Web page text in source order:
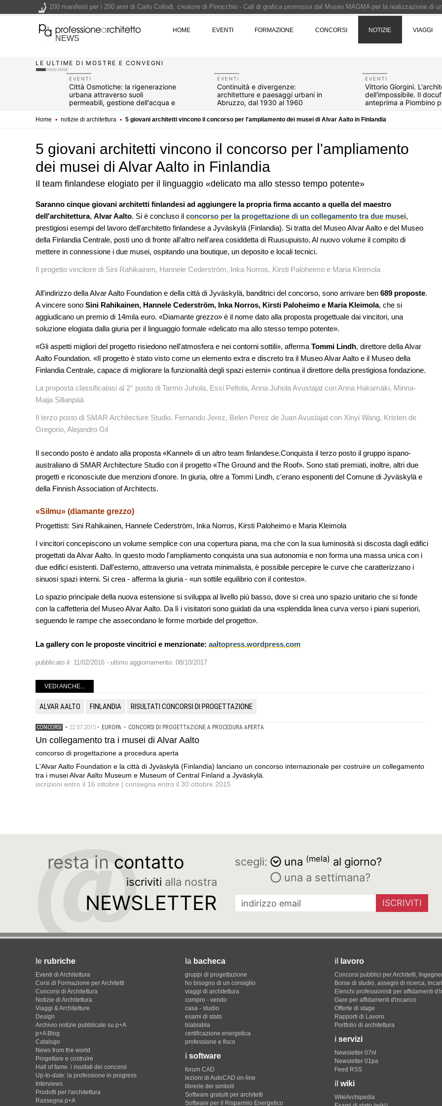
NEWS
HOME EVENTI FORMAZIONE CONCORSI NOTIZIE VIAGGI
LE ULTIME DI MOSTRE E CONVEGNI
EVENTI
Città Osmotiche: la rigenerazione
urbana attraverso suoli
permeabili, gestione dell'acqua e
EVENTI
Continuità e divergenze:
architetture e paesaggi urbani in
Abruzzo, dal 1930 al 1960
EVENTI
Vittorio Giorgini.
dell'impossibile. Il
anteprima a Piombino
Home ▪ notizie di architettura ▪ 5 giovani architetti vincono il concorso per l'ampliamento dei musei di Alvar Aalto in Finlandia
5 giovani architetti vincono il concorso per l'ampliamento
dei musei di Alvar Aalto in Finlandia
Il team finlandese elogiato per il linguaggio «delicato ma allo stesso tempo potente»
Saranno cinque giovani architetti finlandesi ad aggiungere la propria firma accanto a quella del maestro
dell'architettura, Alvar Aalto. Si è concluso il concorso per la progettazione di un collegamento tra due musei,
prestigiosi esempi del lavoro dell'architetto finlandese a Jyväskylä (Finlandia). Si tratta del Museo Alvar Aalto e del Museo
della Finlandia Centrale, posti uno di fronte all'altro nell'area cosiddetta di Ruusupuisto. Al nuovo volume il compito di
mettere in connessione i due musei, ospitando una boutique, un deposito e locali tecnici.
Il progetto vincitore di Sini Rahikainen, Hannele Cederström, Inka Norros, Kirsti Paloheimo e Maria Kleimola
All'indirizzo della Alvar Aalto Foundation e della città di Jyväskylä, banditrici del concorso, sono arrivare ben 689 proposte.
A vincere sono Sini Rahikainen, Hannele Cederström, Inka Norros, Kirsti Paloheimo e Maria Kleimola, che si
aggiudicano un premio di 14mila euro. «Diamante grezzo» è il nome dato alla proposta progettuale dai vincitori, una
soluzione elogiata dalla giuria per il linguaggio formale «delicato ma allo stesso tempo potente».
«Gli aspetti migliori del progetto risiedono nell'atmosfera e nei contorni sottili», afferma Tommi Lindh, direttore della Alvar
Aalto Foundation. «Il progetto è stato visto come un elemento extra e discreto tra il Museo Alvar Aalto e il Museo della
Finlandia Centrale, capace di migliorare la funzionalità degli spazi esterni» continua il direttore della prestigiosa fondazione.
La proposta classificatasi al 2° posto di Tarmo Juhola, Essi Peltola, Anna Juhola Avustajat con Anna Hakamäki, Minna-
Maija Sillanpää
Il terzo posto di SMAR Architecture Studio. Fernando Jerez, Belen Perez de Juan Avustajat con Xinyi Wang, Kristen de
Gregorio, Alejandro Gil
Il secondo posto è andato alla proposta «Kannel» di un altro team finlandese.Conquista il terzo posto il gruppo ispano-
australiano di SMAR Architecture Studio con il progetto «The Ground and the Roof». Sono stati premiati, inoltre, altri due
progetti e riconosciute due menzioni d'onore. In giuria, oltre a Tommi Lindh, c'erano esponenti del Comune di Jyväskylä e
della Finnish Association of Architects.
«Silmu» (diamante grezzo)
Progettisti: Sini Rahikainen, Hannele Cederström, Inka Norros, Kirsti Paloheimo e Maria Kleimola
I vincitori concepiscono un volume semplice con una copertura piana, ma che con la sua luminosità si discosta dagli edifici
progettati da Alvar Aalto. In questo modo l'ampliamento conquista una sua autonomia e non forma una massa unica con i
due edifici esistenti. Dall'esterno, attraverso una vetrata minimalista, è possibile percepire le curve che caratterizzano i
sinuosi spazi interni. Si crea - afferma la giuria - «un sottile equilibrio con il contesto».
Lo spazio principale della nuova estensione si sviluppa al livello più basso, dove si crea uno spazio unitario che si fonde
con la caffetteria del Museo Alvar Aalto. Da lì i visitatori sono guidati da una «splendida linea curva verso i piani superiori,
seguendo le rampe che assecondano le forme morbide del progetto».
La gallery con le proposte vincitrici e menzionate: aaltopress.wordpress.com
pubblicato il: 11/02/2016 - ultimo aggiornamento: 08/10/2017
VEDI ANCHE...
ALVAR AALTO FINLANDIA RISULTATI CONCORSI DI PROGETTAZIONE
CONCORSI • 22.07.2015 • EUROPA • CONCORSI DI PROGETTAZIONE A PROCEDURA APERTA
Un collegamento tra i musei di Alvar Aalto
concorso di progettazione a procedura aperta
L'Alvar Aalto Foundation e la città di Jyväskylä (Finlandia) lanciano un concorso internazionale per costruire un collegamento
tra i musei Alvar Aalto Museum e Museum of Central Finland a Jyväskylä.
iscrizioni entro il 16 ottobre | consegna entro il 30 ottobre 2015
07
UP-TO-DATE
L'Agenzia del Demanio lancia gare per
accordi quadro da 219 milioni per servizi
di architettura
CONCORSI
La ricarica dei profumi domestici in un
Tashkent modernista è sito Unesco: dieci
architetture nella World Heritage List
NOTIZIE
Il museo città: a Bruxelles apre Kanal -
Centre Pompidou dedicato all'arte e
all'architettura
EVENTI
Con Carlo Scarpa lungo l'Italia: tre
Venezia
12
CONCORSI
Un masterplan per il futuro di Lariofiere,
resta in contatto
iscriviti alla nostra
NEWSLETTER
scegli: una (mela) al giorno?
una a settimana?
ISCRIVITI
le rubriche
Eventi di Architettura
Corsi di Formazione per Architetti
Concorsi di Architettura
Notizie di Architettura
Viaggi & Architetture
Design
Archivio notizie pubblicate su p+A
p+A Blog
Catalogo
News from the world
Progettare e costruire
Hall of fame. i risultati dei concorsi
Up-to-date: la professione in progress
Interviews
Prodotti per l'architettura
Rassegna p+A
la bacheca
gruppi di progettazione
ho bisogno di un consiglio
viaggi di architettura
compro - vendo
casa - studio
esami di stato
blablabla
certificazione energetica
professione e fisco
i software
forum CAD
lezioni di AutoCAD on-line
librerie dei simboli
Software gratuiti per architetti
Software per il Risparmio Energetico
il lavoro
Concorsi pubblici per Architetti,
Borse di studio, assegni di ricerca,
Elenchi professionisti per affidamenti
Gare per affidamenti d'incarico
Offerte di stage
Rapporti di Lavoro
Portfolio di architettura
i servizi
Newsletter 07nl
Newsletter 01pa
Feed RSS
il wiki
WikiArchipedia
200 manifesti per i 200 anni di Carlo Collodi, creatore di Pinocchio - Call di grafica promossa dal Museo MAGMA per la realizzazione di
Il lungomare di Nicotera si tinge di giallo: Fabrizio Ciappina vince il concorso di progettazione
Un nuovo volto per il lungomare di Villammare - Concorso di progettazione a procedura aperta due fasi Montepremi: 18.000 euro